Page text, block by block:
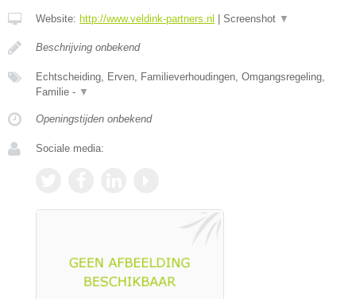
Website: http://www.veldink-partners.nl Screenshot ▼
Beschrijving onbekend
Echtscheiding, Erven, Familieverhoudingen, Omgangsregeling,
Familie - ▼
Openingstijden onbekend
Sociale media: